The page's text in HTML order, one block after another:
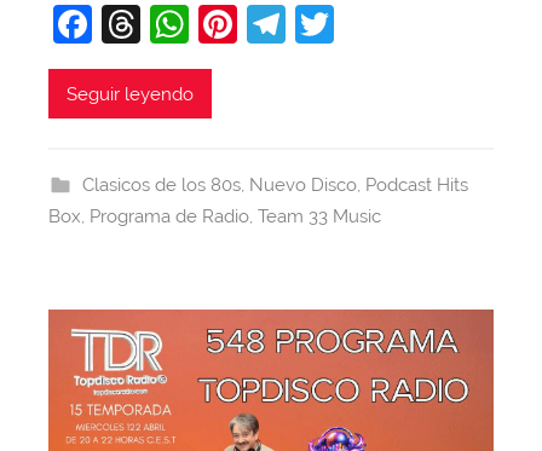
a
j
F
a
c
b
o
T
hr
e
d
s
W
h
at
A
p
Pi
st
T
a
m
Seguir leyendo
Clasicos de los 80s, Nuevo Disco, Podcast Hits
Box, Programa de Radio, Team 33 Music